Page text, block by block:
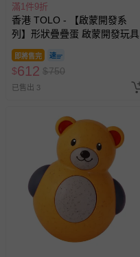
滿1件9折
香港 TOLO - 【啟蒙開發系
列】形狀疊疊蛋 啟蒙開發玩具
即將售完
$612 $750
已售出 3